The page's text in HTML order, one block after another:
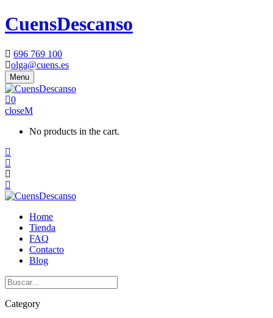
CuensDescanso
696 769 100
olga@cuens.es
Menu
0
close
No products in the cart.
Home
Tienda
FAQ
Contacto
Blog
Category